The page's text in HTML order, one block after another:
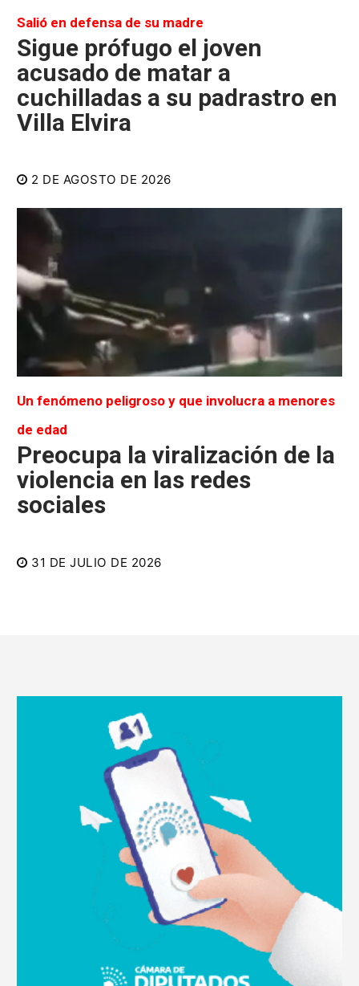
Salió en defensa de su madre
Sigue prófugo el joven
acusado de matar a
cuchilladas a su padrastro en
Villa Elvira
2 DE AGOSTO DE 2026
Un fenómeno peligroso y que involucra a menores
de edad
Preocupa la viralización de la
violencia en las redes
sociales
31 DE JULIO DE 2026